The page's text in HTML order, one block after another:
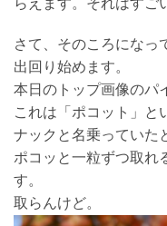
らえます。それはすご
さて、そのころになっ
出回り始めます。
本日のトップ画像のパ
これは「ポコット」と
ナックと名乗っていた
ポコッと一粒ずつ取れ
す。
取らんけど。